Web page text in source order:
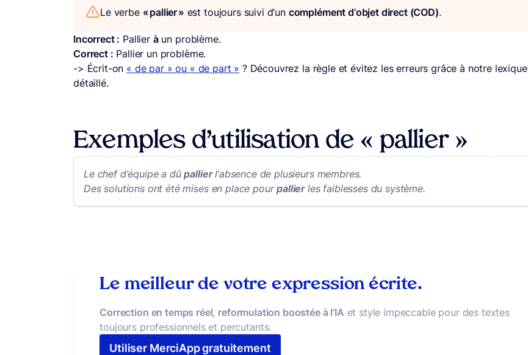
Le verbe « pallier » est toujours suivi d’un complément d’objet direct (COD).
Incorrect : Pallier àun problème.
Correct : Pallier un problème.
-> Écrit-on « de par » ou « de part » ? Découvrez la règle et évitez les erreurs grâce à notre lexique
détaillé.
Exemples d’utilisation de « pallier »
Le chef d’équipe a dûpallierl’absence de plusieurs membres.
Des solutions ont été mises en place pourpallierles faiblesses du système.
Le meilleur de votre expression écrite.
Correction en temps réel, reformulation boostée à l’IA et style impeccable pour des textes
toujours professionnels et percutants.
Utiliser MerciApp gratuitement